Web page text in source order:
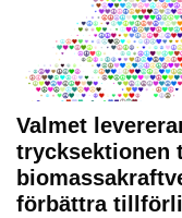
Valmet
trycksektionen
förbättra